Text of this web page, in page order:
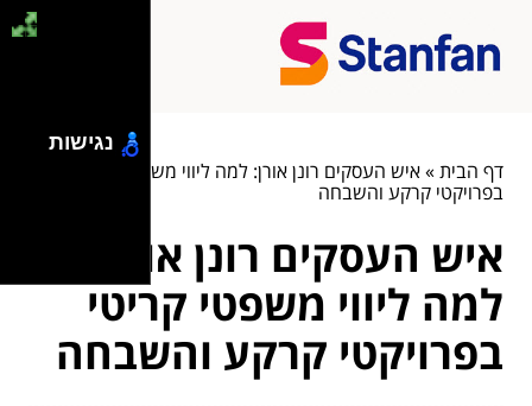
דף הבית»איש העסקים רונן אורן: למה ליווי משפטי קריטי
בפרויקטי קרקע והשבחה
איש העסקים רונן אורן:
למה ליווי משפטי קריטי
בפרויקטי קרקע והשבחה
נגישות